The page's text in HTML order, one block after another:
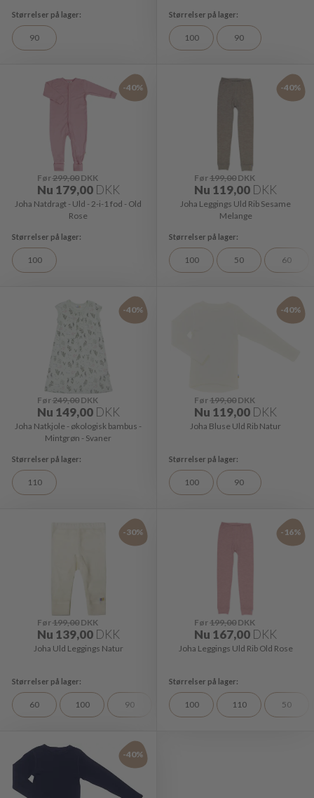
90 100 90
-40%
Før299,00DKK
Nu 179,00 DKK
Joha Natdragt - Uld - 2-i-1 fod - Old
Rose
100
-40%
Før199,00 DKK
Nu 119,00 DKK
Joha Leggings Uld Rib Sesame
Melange
100 50 60
-40%
Før249,00DKK
Nu 149,00 DKK
Joha Natkjole - økologisk bambus -
Mintgrøn - Svaner
110
-40%
Før199,00 DKK
Nu 119,00 DKK
Joha Bluse Uld Rib Natur
100 90
-30%
Før199,00DKK
Nu 139,00 DKK
Joha Uld Leggings Natur
60 100 90 130
-16%
Før199,00 DKK
Nu 167,00 DKK
Joha Leggings Uld Rib Old Rose
100 110 50
-40%